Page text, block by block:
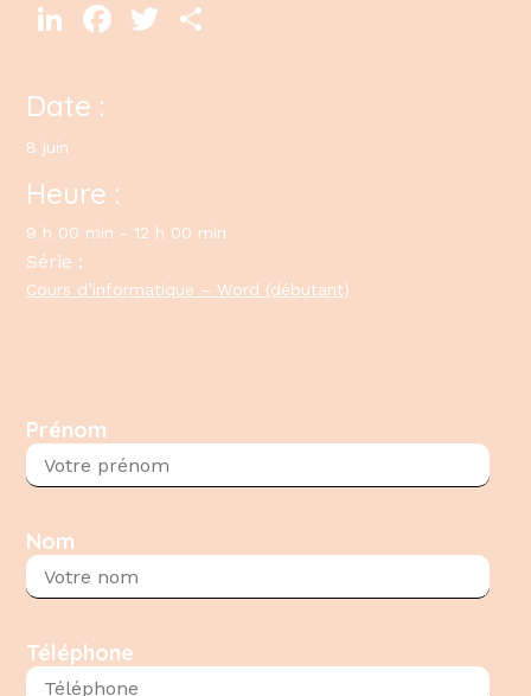
LinkedInFacebookTwitter
Date :
8 juin
Heure :
9 h 00 min - 12 h 00 min
Série :
Cours d’informatique – Word (débutant)
Prénom
Nom
Téléphone